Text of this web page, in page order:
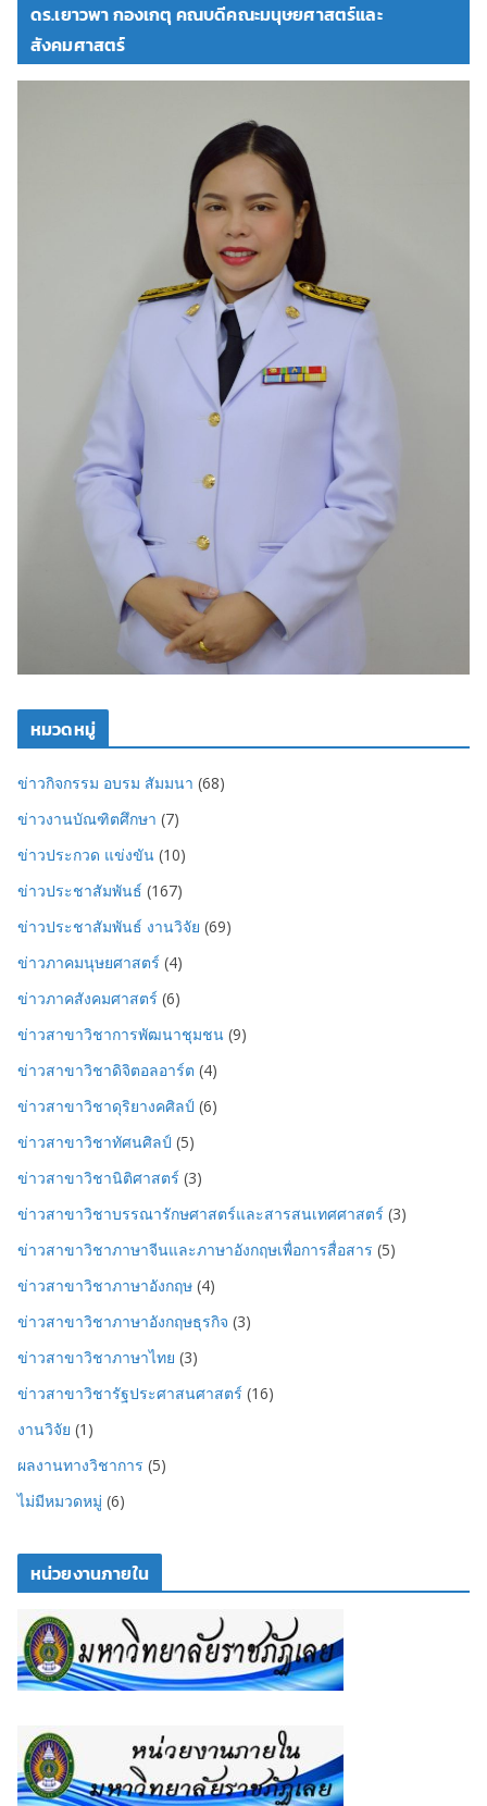
ดร.เยาวพา กองเกตุ คณบดีคณะมนุษยศาสตร์และ
สังคมศาสตร์
หมวดหมู่
ข่าวกิจกรรม อบรม สัมมนา (68)
ข่าวงานบัณฑิตศึกษา (7)
ข่าวประกวด แข่งขัน (10)
ข่าวประชาสัมพันธ์ (167)
ข่าวประชาสัมพันธ์ งานวิจัย (69)
ข่าวภาคมนุษยศาสตร์ (4)
ข่าวภาคสังคมศาสตร์ (6)
ข่าวสาขาวิชาการพัฒนาชุมชน (9)
ข่าวสาขาวิชาดิจิตอลอาร์ต (4)
ข่าวสาขาวิชาดุริยางคศิลป์ (6)
ข่าวสาขาวิชาทัศนศิลป์ (5)
ข่าวสาขาวิชานิติศาสตร์ (3)
ข่าวสาขาวิชาบรรณารักษศาสตร์และสารสนเทศศาสตร์ (3)
ข่าวสาขาวิชาภาษาจีนและภาษาอังกฤษเพื่อการสื่อสาร (5)
ข่าวสาขาวิชาภาษาอังกฤษ (4)
ข่าวสาขาวิชาภาษาอังกฤษธุรกิจ (3)
ข่าวสาขาวิชาภาษาไทย (3)
ข่าวสาขาวิชารัฐประศาสนศาสตร์ (16)
งานวิจัย (1)
ผลงานทางวิชาการ (5)
ไม่มีหมวดหมู่ (6)
หน่วยงานภายใน